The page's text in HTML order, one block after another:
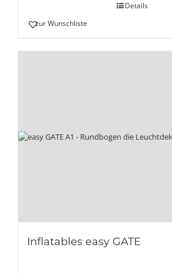
Details
zur Wunschliste
Inflatables easy GATE